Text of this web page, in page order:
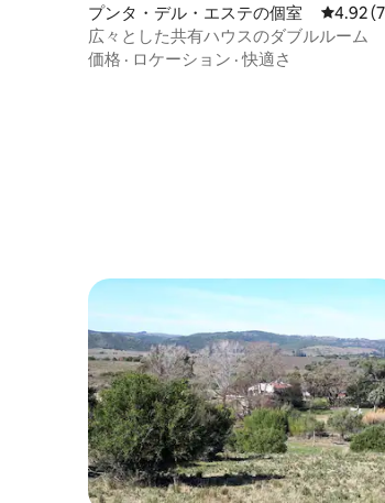
プンタ・デル・エステの個室 レビュ
4.92
広々とした共有ハウスのダブルルーム
価格 · ロケーション ·快適さ